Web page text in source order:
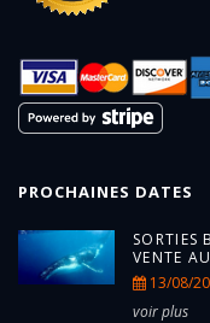
PROCHAINES DATES
SORTIES
VENTE
13/08/
voir plus